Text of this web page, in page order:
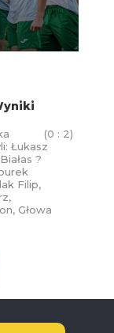
(0 : 2)
Łukasz
?
Filip,
Głowa